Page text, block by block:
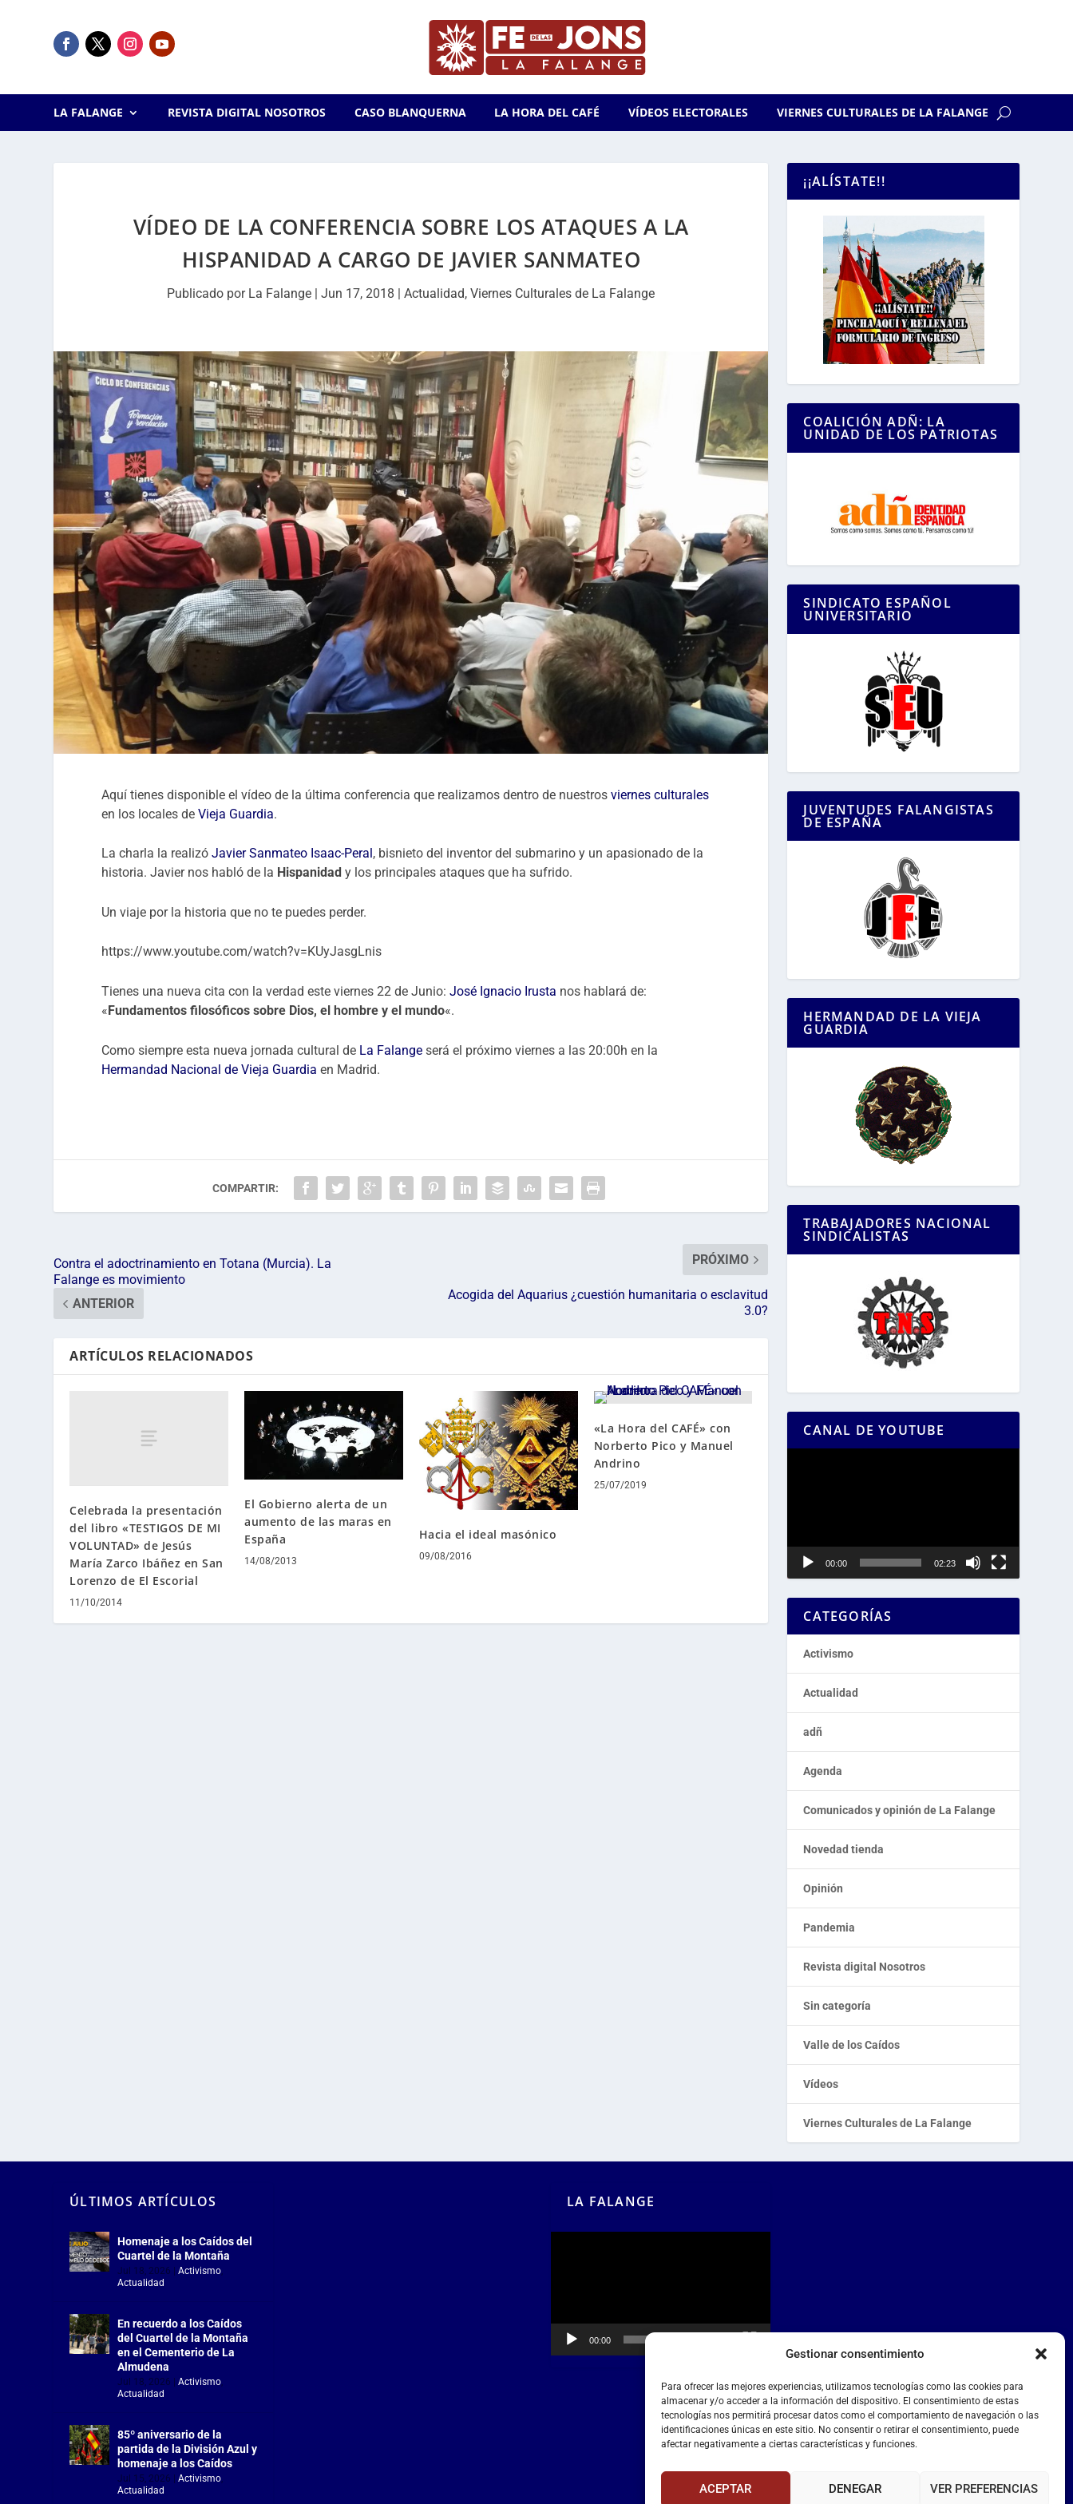
Gestionar consentimiento
Para ofrecer las mejores experiencias, utilizamos tecnologías como las cookies para
almacenar y/o acceder a la información del dispositivo. El consentimiento de estas
tecnologías nos permitirá procesar datos como el comportamiento de navegación o las
identificaciones únicas en este sitio. No consentir o retirar el consentimiento, puede
afectar negativamente a ciertas características y funciones.
ACEPTAR DENEGAR VER PREFERENCIAS
LA FALANGE REVISTA DIGITAL NOSOTROS CASO BLANQUERNA LA HORA DEL CAFÉ VÍDEOS ELECTORALES VIERNES CULTURALES DE LA FALANGE
VÍDEO DE LA CONFERENCIA SOBRE LOS ATAQUES A LA
HISPANIDAD A CARGO DE JAVIER SANMATEO
Publicado por La Falange |Jun 17, 2018 |Actualidad,Viernes Culturales de La Falange
Aquí tienes disponible el vídeo de la última conferencia que realizamos dentro de nuestrosviernes culturales
en los locales deVieja Guardia.
La charla la realizóJavier Sanmateo Isaac-Peral, bisnieto del inventor del submarino y un apasionado de la
historia. Javier nos habló de la Hispanidad y los principales ataques que ha sufrido.
Un viaje por la historia que no te puedes perder.
https://www.youtube.com/watch?v=KUyJasgLnis
Tienes una nueva cita con la verdad este viernes 22 de Junio:José Ignacio Irusta nos hablará de:
«Fundamentos filosóficos sobre Dios, el hombre y el mundo«.
Como siempre esta nueva jornada cultural de La Falange será el próximo viernes a las 20:00h en la
Hermandad Nacional de Vieja Guardia en Madrid.
COMPARTIR:
Contra el adoctrinamiento en Totana (Murcia). La
Falange es movimiento
ANTERIOR
PRÓXIMO
Acogida del Aquarius ¿cuestión humanitaria o esclavitud
3.0?
ARTÍCULOS RELACIONADOS
Celebrada la presentación
del libro «TESTIGOS DE MI
VOLUNTAD» de Jesús
María Zarco Ibáñez en San
Lorenzo de El Escorial
11/10/2014
El Gobierno alerta de un
aumento de las maras en
España
14/08/2013
Hacia el ideal masónico
09/08/2016
«La Hora del CAFÉ» con
Norberto Pico y Manuel
Andrino
25/07/2019
¡¡ALÍSTATE!!
COALICIÓN ADÑ: LA
UNIDAD DE LOS PATRIOTAS
SINDICATO ESPAÑOL
UNIVERSITARIO
JUVENTUDES FALANGISTAS
DE ESPAÑA
HERMANDAD DE LA VIEJA
GUARDIA
TRABAJADORES NACIONAL
SINDICALISTAS
CANAL DE YOUTUBE
00:00 02:23
CATEGORÍAS
Activismo
Actualidad
adñ
Agenda
Comunicados y opinión de La Falange
Novedad tienda
Opinión
Pandemia
Revista digital Nosotros
Sin categoría
Valle de los Caídos
Vídeos
Viernes Culturales de La Falange
ÚLTIMOS ARTÍCULOS
Homenaje a los Caídos del
Cuartel de la Montaña
Jul 18, 2026 |Activismo,
Actualidad
En recuerdo a los Caídos
del Cuartel de la Montaña
en el Cementerio de La
Almudena
Jul 18, 2026 |Activismo,
Actualidad
85º aniversario de la
partida de la División Azul y
homenaje a los Caídos
Jul 15, 2026 |Activismo,
Actualidad
LA FALANGE
00:00